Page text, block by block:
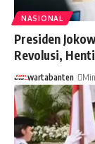
NASIONAL
Presiden
Revolusi,
wartabanten